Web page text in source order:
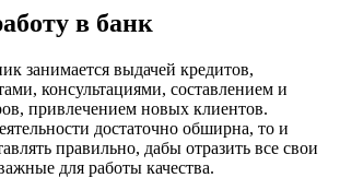
в банк
занимается выдачей кредитов,
консультациями, составлением и
привлечением новых клиентов.
достаточно обширна, то и
правильно, дабы отразить все свои
для работы качества.